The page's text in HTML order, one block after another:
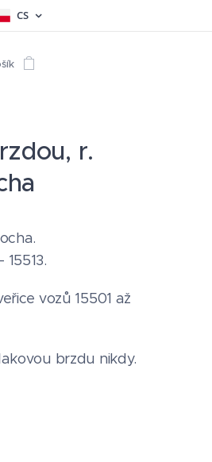
CS
r.
vozů 15501 až
brzdu nikdy.